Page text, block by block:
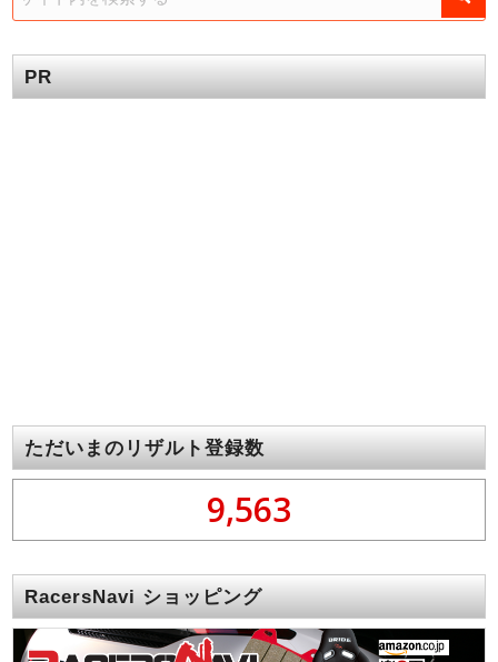
PR
ただいまのリザルト登録数
9,563
RacersNavi ショッピング